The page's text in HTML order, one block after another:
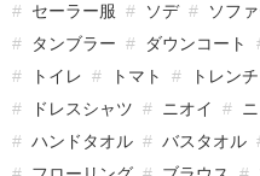
セーラー服
ソデ ソフ
タンブラー
ダウンコート
トイレ
トマト トレン
ドレスシャツ
ニオイ
ハンドタオル
バスタオル